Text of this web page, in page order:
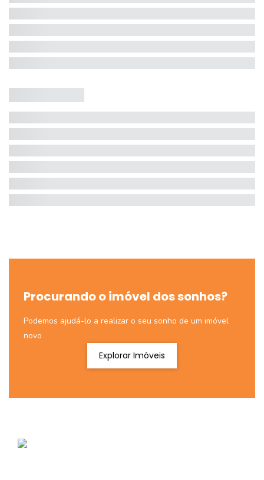
Procurando o imóvel dos sonhos?
Podemos ajudá-lo a realizar o seu sonho de um imóvel
novo
Explorar Imóveis